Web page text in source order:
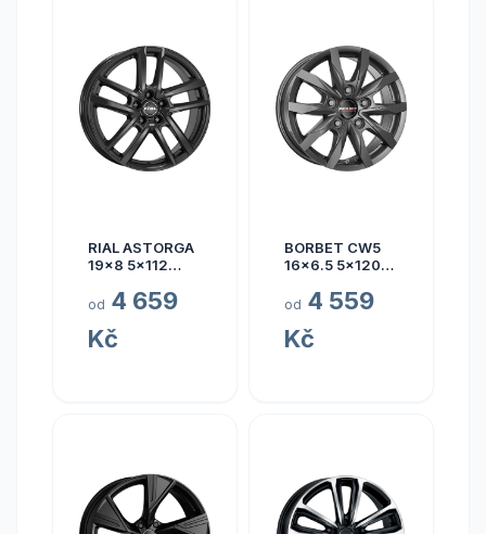
RIAL ASTORGA
19x8 5x112
od 4 659
Kč
BORBET CW5
16x6.5 5x120
od 4 559
Kč